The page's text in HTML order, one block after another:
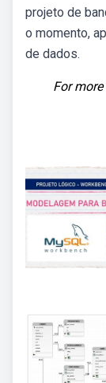
projeto de
o momento,
de dados.
For